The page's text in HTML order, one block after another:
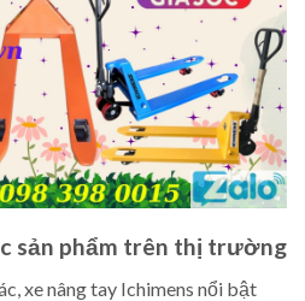
sản phẩm trên thị trường
xe nâng tay Ichimens nổi bật